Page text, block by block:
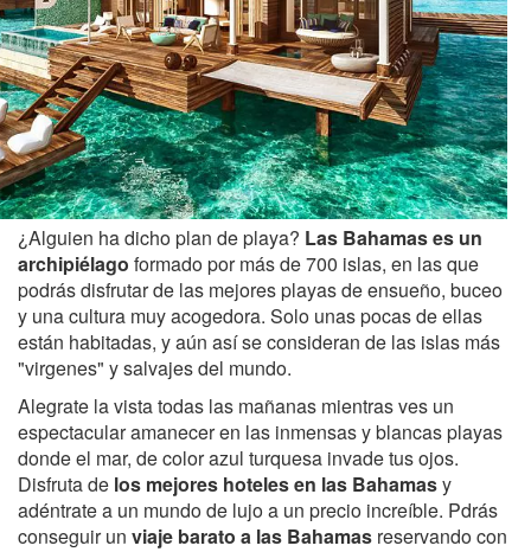
¿Alguien ha dicho plan de playa? Las Bahamas es un
archipiélago formado por más de 700 islas, en las que
podrás disfrutar de las mejores playas de ensueño, buceo
y una cultura muy acogedora. Solo unas pocas de ellas
están habitadas, y aún así se consideran de las islas más
"virgenes" y salvajes del mundo.
Alegrate la vista todas las mañanas mientras ves un
espectacular amanecer en las inmensas y blancas playas
donde el mar, de color azul turquesa invade tus ojos.
Disfruta de los mejores hoteles en las Bahamasy
adéntrate a un mundo de lujo a un precio increíble. Pdrás
conseguir un viaje barato a las Bahamas reservando con